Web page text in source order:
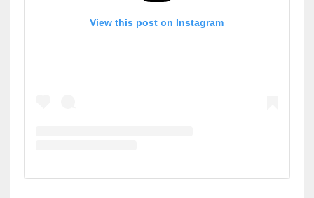
View this post on Instagram